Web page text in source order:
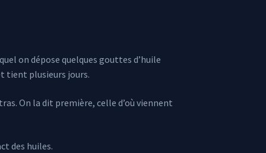
on dépose quelques gouttes d’huile
tient plusieurs jours.
On la dit première, celle d’où viennent
des huiles.